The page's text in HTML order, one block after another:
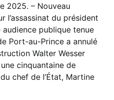
2025. – Nouveau
l’assassinat du président
audience publique tenue
Port-au-Prince a annulé
Walter Wesser
cinquantaine de
chef de l’État, Martine